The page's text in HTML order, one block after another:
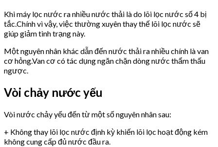
Khi máy lọc nước ra nhiều nước thải là do lõi lọc nước số 4 bị
tắc.Chính vì vậy, việc thường xuyên thay thế lõi lọc nước sẽ
giúp giảm tình trạng này.
Một nguyên nhân khác dẫn đến nước thải ra nhiều chính là van
cơ hỏng.Van cơ có tác dụng ngăn chặn dòng nước thẩm thấu
ngược.
Vòi chảy nước yếu
Vòi nước chảy yếu đến từ một số nguyên nhân sau:
+ Không thay lõi lọc nước định kỳ khiến lõi lọc hoạt động kém
không cung cấp đủ nước đầu ra.